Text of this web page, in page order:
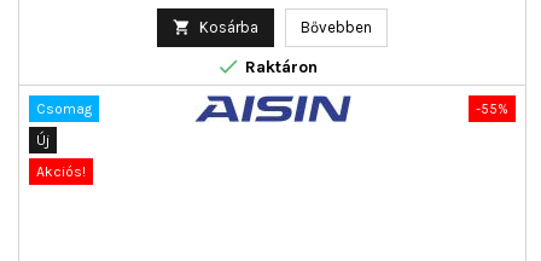
 Kosárba Bővebben
 Raktáron
-55%
Csomag
Új
Akciós!